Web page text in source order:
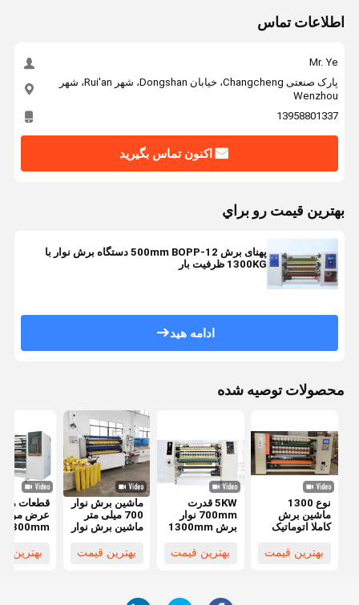
اطلاعات تماس
Mr. Ye
پارک صنعتی Changcheng، خیابان Dongshan، شهر Rui'an، شهر
Wenzhou
13958801337
اکنون تماس بگیرید
بهترين قيمت رو براي
پهنای برش 12-500mm BOPP دستگاه برش نوار با
1300KG ظرفیت بار
ادامه هید
محصولات توصیه شده
نوع 1300
ماشین برش
کاملا اتوماتیک
400m/Min
بهترین قیمت
5KW قدرت
700mm نوار
برش 1300mm
بهترین قیمت
ماشین برش نوار
700 میلی متر
ماشین برش نوار
متر
بهترین قیمت
قطعات
عرض موثر
500mm
بهترین